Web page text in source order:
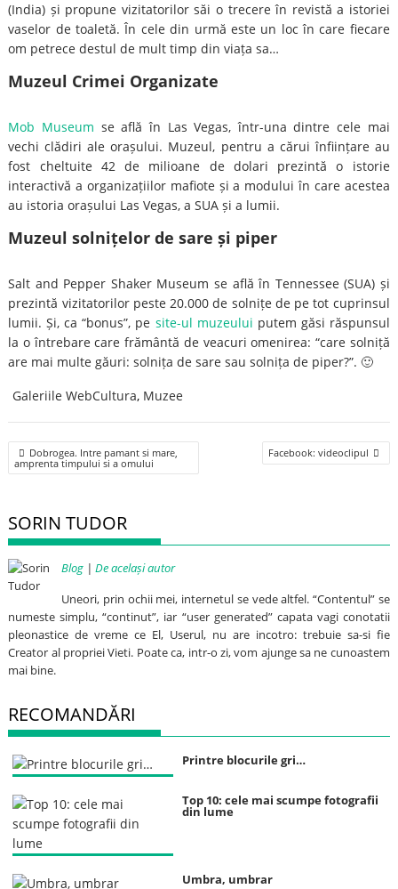
(India) și propune vizitatorilor săi o trecere în revistă a istoriei
vaselor de toaletă. În cele din urmă este un loc în care fiecare
om petrece destul de mult timp din viața sa…
Muzeul Crimei Organizate
Mob Museum se află în Las Vegas, într-una dintre cele mai
vechi clădiri ale orașului. Muzeul, pentru a cărui înființare au
fost cheltuite 42 de milioane de dolari prezintă o istorie
interactivă a organizațiilor mafiote și a modului în care acestea
au istoria orașului Las Vegas, a SUA și a lumii.
Muzeul solnițelor de sare și piper
Salt and Pepper Shaker Museum se află în Tennessee (SUA) și
prezintă vizitatorilor peste 20.000 de solnițe de pe tot cuprinsul
lumii. Și, ca “bonus”, pe site-ul muzeului putem găsi răspunsul
la o întrebare care frământă de veacuri omenirea: “care solniță
are mai multe găuri: solnița de sare sau solnița de piper?”. 🙂
Galeriile WebCultura, Muzee
Post
navigation
Dobrogea. Intre pamant si mare,
amprenta timpului si a omului
Facebook: videoclipul
SORIN TUDOR
Blog |De același autor
Uneori, prin ochii mei, internetul se vede altfel. “Contentul” se
numeste simplu, “continut”, iar “user generated” capata vagi conotatii
pleonastice de vreme ce El, Userul, nu are incotro: trebuie sa-si fie
Creator al propriei Vieti. Poate ca, intr-o zi, vom ajunge sa ne cunoastem
mai bine.
RECOMANDĂRI
Printre blocurile gri…
Top 10: cele mai scumpe fotografii
din lume
Umbra, umbrar